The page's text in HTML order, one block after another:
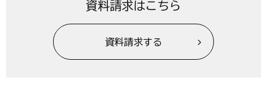
資料請求はこちら
資料請求する